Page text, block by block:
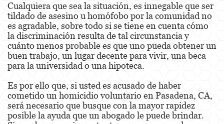
Cualquiera que sea la situación, es innegable que ser
tildado de asesino u homófobo por la comunidad no
es agradable, sobre todo si se tiene en cuenta cómo
la discriminación resulta de tal circunstancia y
cuánto menos probable es que uno pueda obtener un
buen trabajo, un lugar decente para vivir, una beca
para la universidad o una hipoteca.
Es por ello que, si usted es acusado de haber
cometido un homicidio voluntario en Pasadena, CA,
será necesario que busque con la mayor rapidez
posible la ayuda que un abogado le puede brindar.